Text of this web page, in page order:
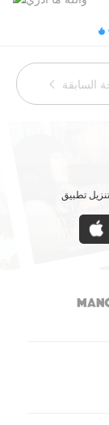

 السابقة